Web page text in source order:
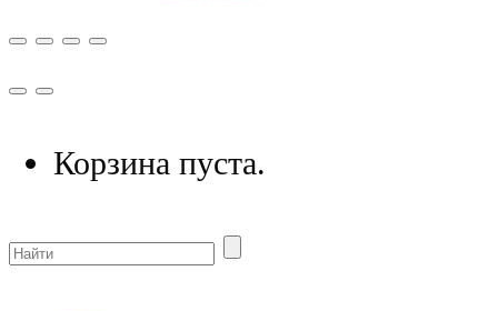
Корзина пуста.